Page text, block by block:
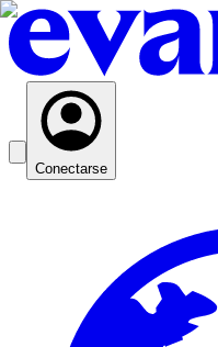
Conectarse